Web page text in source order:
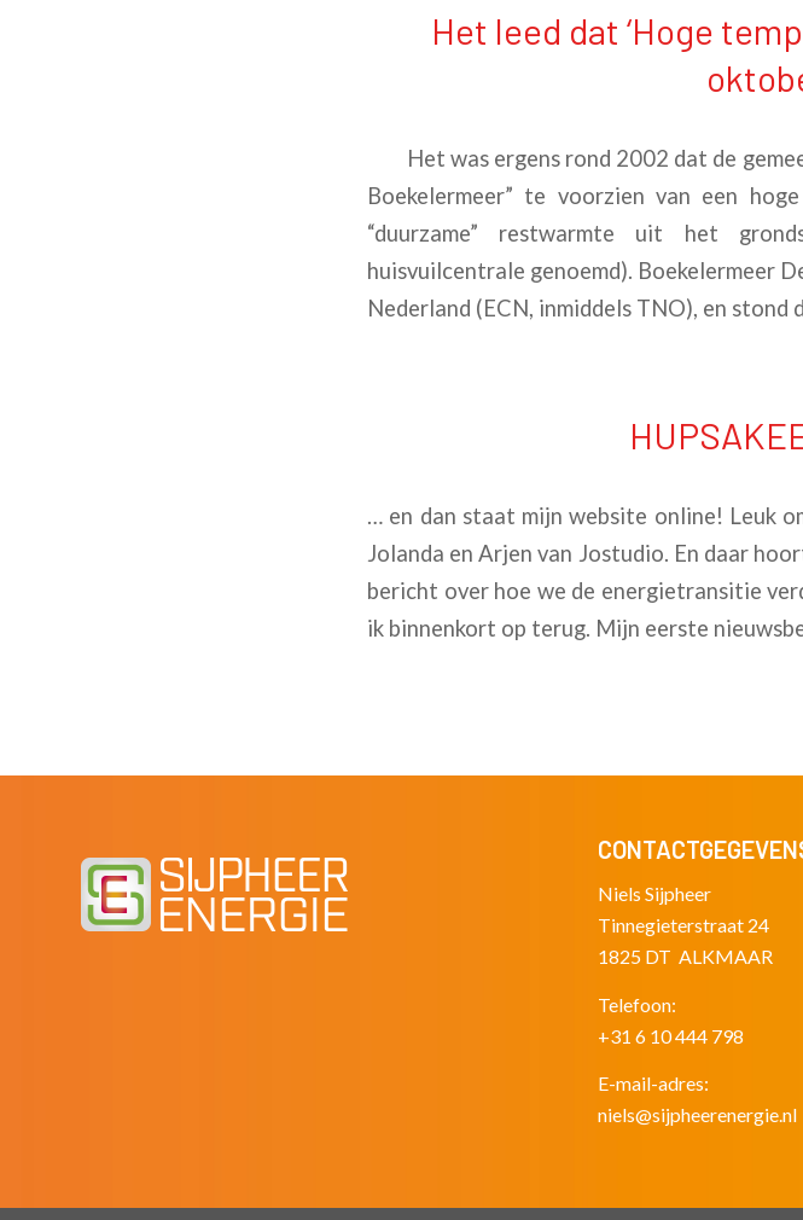
Het leed dat ‘Hoge
Het was ergens rond 2002 dat de
Boekelermeer” te voorzien van een
“duurzame” restwarmte uit het
huisvuilcentrale genoemd). Boekelermeer
Nederland (ECN, inmiddels TNO), en stond
… en dan staat mijn website online! Leuk
Jolanda en Arjen van Jostudio. En daar
bericht over hoe we de energietransitie
ik binnenkort op terug. Mijn eerste
Niels Sijpheer
Tinnegieterstraat 24
1825 DT ALKMAAR
Telefoon:
+31 6 10 444 798
E-mail-adres:
niels@sijpheerenergie.nl